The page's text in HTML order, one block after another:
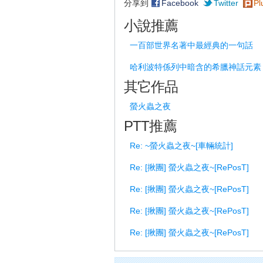
分享到 Facebook Twitter
小說推薦
一百部世界名著中最經典的一句話
哈利波特係列中暗含的希臘神話元素
其它作品
螢火蟲之夜
PTT推薦
Re: ~螢火蟲之夜~[車輛統計]
Re: [揪團] 螢火蟲之夜~[RePosT]
Re: [揪團] 螢火蟲之夜~[RePosT]
Re: [揪團] 螢火蟲之夜~[RePosT]
Re: [揪團] 螢火蟲之夜~[RePosT]